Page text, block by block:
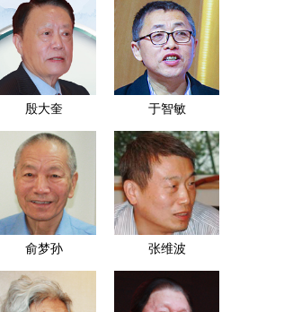
殷大奎 于智敏
俞梦孙 张维波